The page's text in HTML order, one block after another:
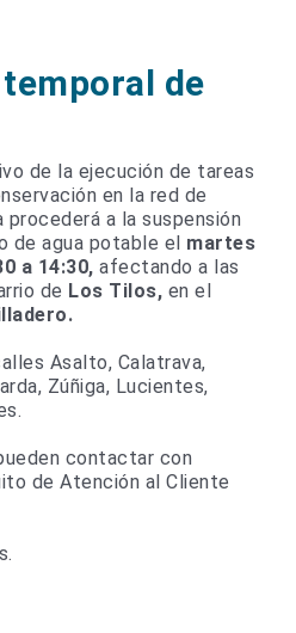
de
de la ejecución de tareas
en la red de
a la suspensión
de agua potable el martes
a 14:30, afectando a las
de Los Tilos, en el
Asalto, Calatrava,
Zúñiga, Lucientes,
contactar con
de Atención al Cliente